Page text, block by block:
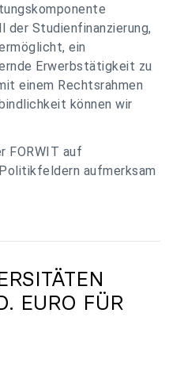
der Studienfinanzierung,
ein
Erwerbstätigkeit zu
einem Rechtsrahmen
können wir
FORWIT auf
aufmerksam
Themen
EURO FÜR